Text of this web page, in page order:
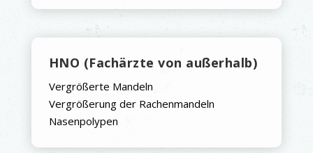
HNO (Fachärzte von außerhalb)
Vergrößerte Mandeln
Vergrößerung der Rachenmandeln
Nasenpolypen